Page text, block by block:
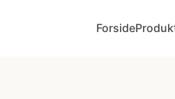
Forside